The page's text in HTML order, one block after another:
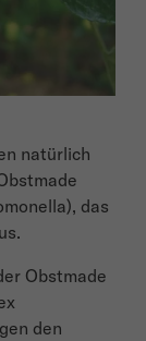
natürlich
das
Obstmade
den